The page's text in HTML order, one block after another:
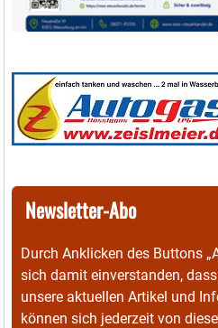
Newsletter-Abo
Durch Anklicken des Buttons
sich damit einverstanden,
unsere aktuellen Artikel und
können sich jederzeit von